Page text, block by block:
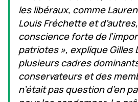
les libéraux, comme
Louis Fréchette et
conscience forte de
patriotes », explique Gilles
plusieurs cadres
conservateurs et des
n’était pas question d’en